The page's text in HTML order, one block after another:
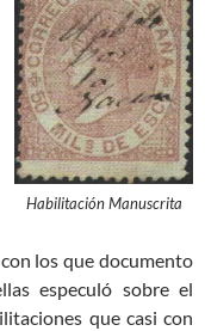
Habilitación Manuscrita
los que documento
especuló sobre el
que casi con